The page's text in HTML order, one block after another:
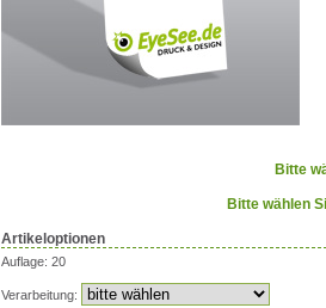
Bitte
Bitte wählen
Artikeloptionen
Auflage: 20
Verarbeitung: